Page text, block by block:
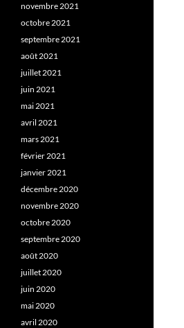
novembre 2021
octobre 2021
septembre 2021
août 2021
juillet 2021
juin 2021
mai 2021
avril 2021
mars 2021
février 2021
janvier 2021
décembre 2020
novembre 2020
octobre 2020
septembre 2020
août 2020
juillet 2020
juin 2020
mai 2020
avril 2020